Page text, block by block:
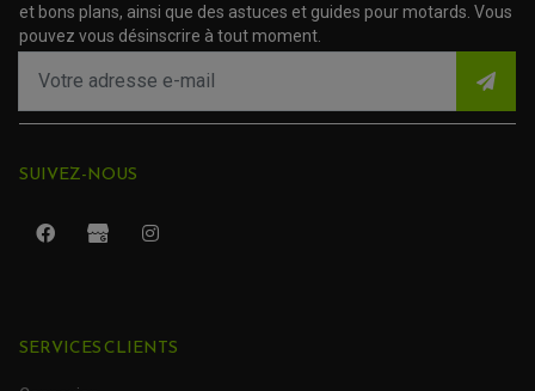
ROULEMENT QUAD / SSV
KIT ROULEMENT D'AMORTISSEUR
et bons plans, ainsi que des astuces et guides pour motards. Vous
pouvez vous désinscrire à tout moment.
SUIVEZ-NOUS
SERVICES CLIENTS